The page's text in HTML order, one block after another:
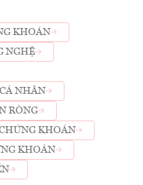
KHOÁN
NGHỆ
NHÂN
RÒNG
KHOÁN
KHOÁN